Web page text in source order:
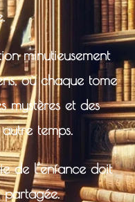
minutieusement
où chaque tome
mystères et des
temps.
de l’enfance doit